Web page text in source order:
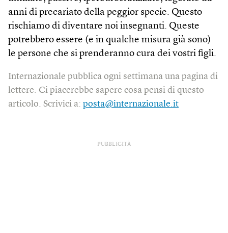
anni di precariato della peggior specie. Questo
rischiamo di diventare noi insegnanti. Queste
potrebbero essere (e in qualche misura già sono)
le persone che si prenderanno cura dei vostri figli.
Internazionale pubblica ogni settimana una pagina di
lettere. Ci piacerebbe sapere cosa pensi di questo
articolo. Scrivici a: posta@internazionale.it
PUBBLICITÀ